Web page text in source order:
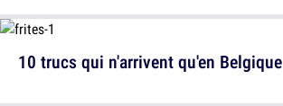
10 trucs qui n'arrivent qu'en Belgique